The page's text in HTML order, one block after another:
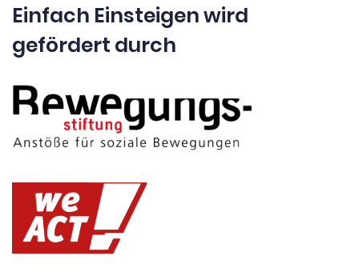
Einfach Einsteigen wird
gefördert durch